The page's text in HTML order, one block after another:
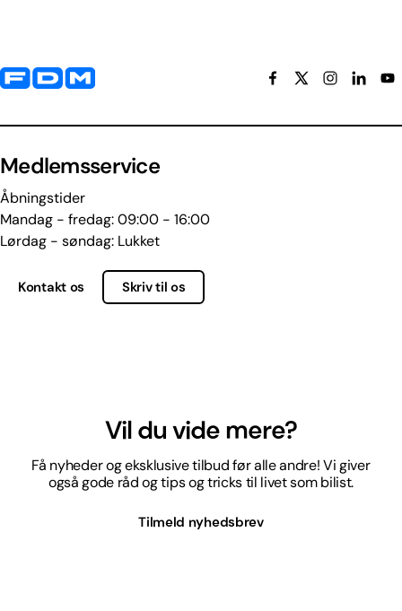
Yderligere information og kontaktoplysninger
Medlemsservice
Åbningstider
Mandag - fredag: 09:00 - 16:00
Lørdag - søndag: Lukket
Kontakt os Skriv til os
Vil du vide mere?
Få nyheder og eksklusive tilbud før alle andre! Vi giver
også gode råd og tips og tricks til livet som bilist.
Tilmeld nyhedsbrev